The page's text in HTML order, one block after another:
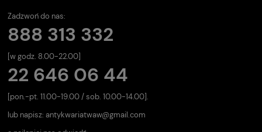
Zadzwoń do nas:
888 313 332
[w godz. 8.00-22.00]
22 646 06 44
[pon.-pt. 11.00-19.00 / sob. 10.00-14.00].
lub napisz: antykwariatwaw@gmail.com